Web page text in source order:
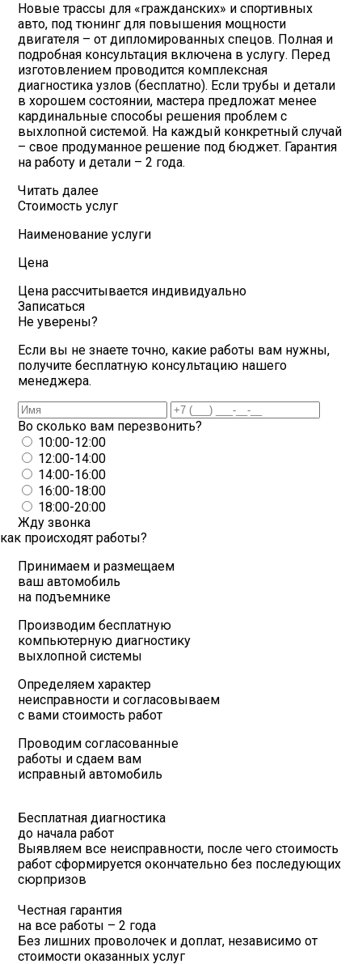
Новые трассы для «гражданских» и спортивных
авто, под тюнинг для повышения мощности
двигателя – от дипломированных спецов. Полная и
подробная консультация включена в услугу. Перед
изготовлением проводится комплексная
диагностика узлов (бесплатно). Если трубы и детали
в хорошем состоянии, мастера предложат менее
кардинальные способы решения проблем с
выхлопной системой. На каждый конкретный случай
– свое продуманное решение под бюджет. Гарантия
на работу и детали – 2 года.
Читать далее
Стоимость услуг
Наименование услуги
Цена
Цена рассчитывается индивидуально
Записаться
Не уверены?
Если вы не знаете точно, какие работы вам нужны,
получите бесплатную консультацию нашего
менеджера.
Во сколько вам перезвонить?
10:00-12:00
12:00-14:00
14:00-16:00
16:00-18:00
18:00-20:00
Жду звонка
как происходят работы?
Принимаем и размещаем
ваш автомобиль
на подъемнике
Производим бесплатную
компьютерную диагностику
выхлопной системы
Определяем характер
неисправности и согласовываем
с вами стоимость работ
Проводим согласованные
работы и сдаем вам
исправный автомобиль
Бесплатная диагностика
до начала работ
Выявляем все неисправности, после чего стоимость
работ сформируется окончательно без последующих
сюрпризов
Честная гарантия
на все работы – 2 года
Без лишних проволочек и доплат, независимо от
стоимости оказанных услуг